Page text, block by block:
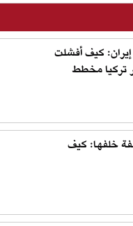
إيران: كيف أفشلت
تركيا مخطط
خلفها: كيف